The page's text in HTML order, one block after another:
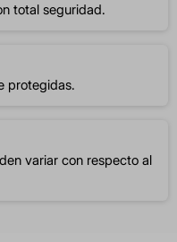
total seguridad.
protegidas.
variar con respecto al